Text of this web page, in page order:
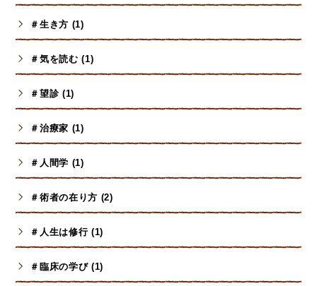
＃生き方 (1)
＃気を読む (1)
＃望診 (1)
＃治療家 (1)
＃人間学 (1)
＃術者の在り方 (2)
＃人生は修行 (1)
＃臨床の学び (1)